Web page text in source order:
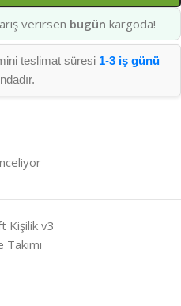
verirsen bugün kargoda!
teslimat süresi 1-3 iş günü
Kişilik v3